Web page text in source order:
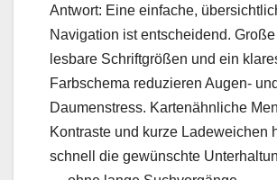
Antwort: Eine einfache,
Navigation ist entscheidend.
lesbare Schriftgrößen und ein
Farbschema reduzieren Augen- und
Daumenstress. Kartenähnliche
Kontraste und kurze Ladeweichen
schnell die gewünschte